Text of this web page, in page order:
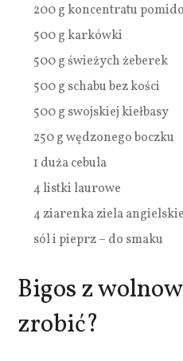
200 g koncentratu
500 g karkówki
500 g świeżych żeberek
500 g schabu bez kości
500 g swojskiej kiełbasy
250 g wędzonego boczku
1 duża cebula
4 listki laurowe
4 ziarenka ziela
sól i pieprz – do smaku
Bigos z
zrobić?